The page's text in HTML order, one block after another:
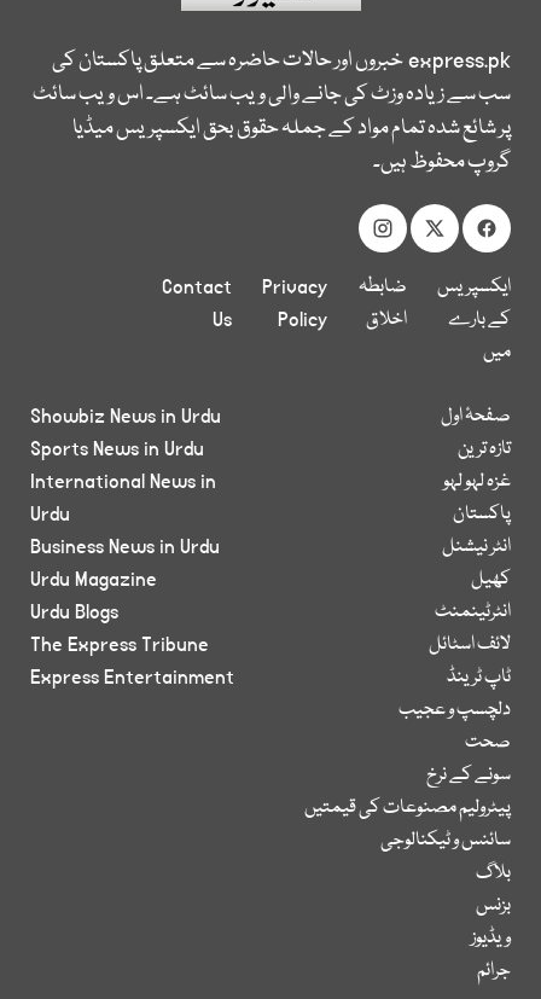
express.pkخبروں اور حالات حاضرہ سے متعلق پاکستان کی
سب سے زیادہ وزٹ کی جانے والی ویب سائٹ ہے۔ اس ویب سائٹ
پر شائع شدہ تمام مواد کے جملہ حقوق بحق ایکسپریس میڈیا
گروپ محفوظ ہیں۔
ایکسپریس
کے بارے
میں
ضابطہ
اخلاق
Privacy
Policy
Contact
Us
صفحۂ اول
تازہ ترین
غزہ لہو لہو
پاکستان
انٹر نیشنل
کھیل
انٹرٹینمنٹ
لائف اسٹائل
ٹاپ ٹرینڈ
دلچسپ و عجیب
صحت
سونے کے نرخ
پیٹرولیم مصنوعات کی قیمتیں
سائنس و ٹیکنالوجی
بلاگ
بزنس
ویڈیوز
جرائم
Showbiz News in Urdu
Sports News in Urdu
International News in
Urdu
Business News in Urdu
Urdu Magazine
Urdu Blogs
The Express Tribune
Express Entertainment